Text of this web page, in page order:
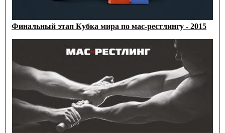
Финальный этап Кубка мира по мас-рестлингу - 2015